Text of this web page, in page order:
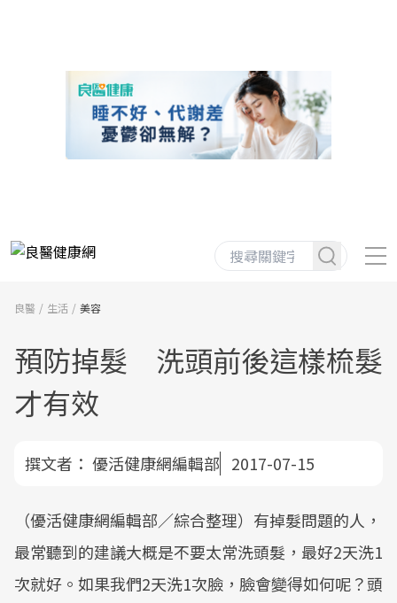
良醫 生活 美容
預防掉髮 洗頭前後這樣梳髮
才有效
撰文者： 優活健康網編輯部 2017-07-15
（優活健康網編輯部／綜合整理）有掉髮問題的人，
最常聽到的建議大概是不要太常洗頭髮，最好2天洗1
次就好。如果我們2天洗1次臉，臉會變得如何呢？頭